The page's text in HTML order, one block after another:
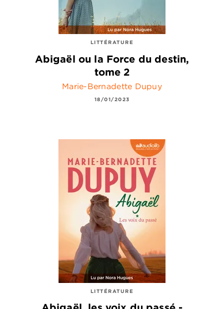
LITTÉRATURE
Abigaël ou la Force du destin,
tome 2
Marie-Bernadette Dupuy
18/01/2023
LITTÉRATURE